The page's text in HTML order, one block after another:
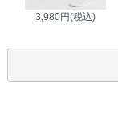
3,980円(税込)